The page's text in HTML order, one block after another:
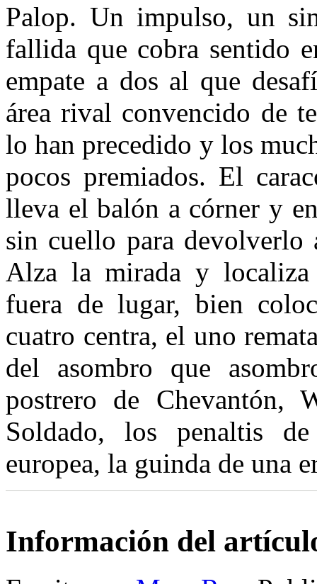
Palop. Un impulso, un
fallida que cobra sentido
empate a dos al que
área rival convencido de
lo han precedido y los
pocos premiados. El
lleva el balón a córner y
sin cuello para devolverlo
Alza la mirada y localiza
fuera de lugar, bien
cuatro centra, el uno
del asombro que
postrero de Chevantón,
Soldado, los penaltis
europea, la guinda de una
Información del